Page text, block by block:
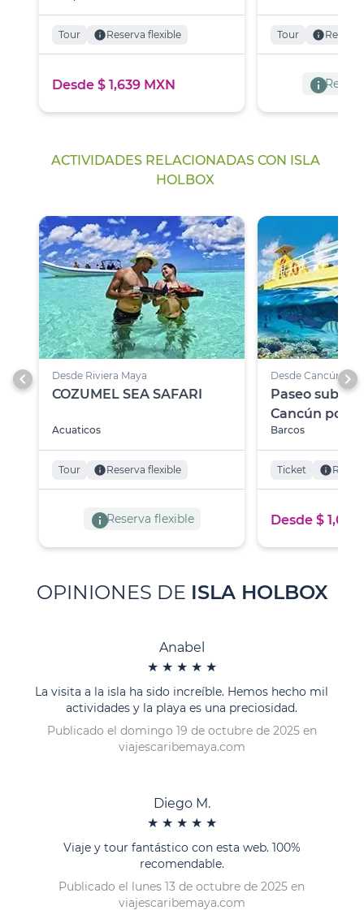
Tour infoReserva flexible
Desde $ 1,639 MXN
Tour info
info
ACTIVIDADES RELACIONADAS CON ISLA
HOLBOX
chevron_left Desde Riviera Maya
COZUMEL SEA SAFARI
Acuaticos
Tour infoReserva flexible
infoReserva flexible
Desde Cancún
Paseo
Cancún por
Subsee
Barcos
Ticket info
Desde $
chevron_right
OPINIONES DE ISLA HOLBOX
Anabel
★ ★ ★ ★ ★
La visita a la isla ha sido increíble. Hemos hecho mil
actividades y la playa es una preciosidad.
Publicado el domingo 19 de octubre de 2025 en
viajescaribemaya.com
Diego M.
★ ★ ★ ★ ★
Viaje y tour fantástico con esta web. 100%
recomendable.
Publicado el lunes 13 de octubre de 2025 en
viajescaribemaya.com